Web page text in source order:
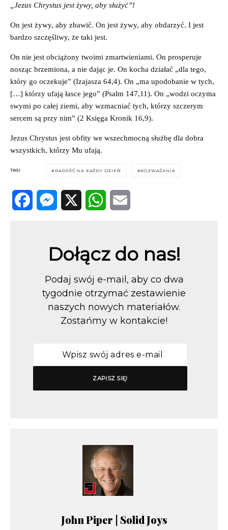
„Jezus Chrystus jest żywy, aby służyć”!
On jest żywy, aby zbawić. On jest żywy, aby obdarzyć. I jest
bardzo szczęśliwy, że taki jest.
On nie jest obciążony twoimi zmartwieniami. On prosperuje
nosząc brzemiona, a nie dając je. On kocha działać „dla tego,
który go oczekuje” (Izajasza 64,4). On „ma upodobanie w tych,
[…] którzy ufają łasce jego” (Psalm 147,11). On „wodzi oczyma
swymi po całej ziemi, aby wzmacniać tych, którzy szczerym
sercem są przy nim” (2 Księga Kronik 16,9).
Jezus Chrystus jest obfity we wszechmocną służbę dla dobra
wszystkich, którzy Mu ufają.
TAGI RADOŚĆ NA KAŻDY DZIEŃ ROZWAŻANIA
Dołącz do nas!
Podaj swój e-mail, aby co dwa
tygodnie otrzymać zestawienie
naszych nowych materiałów.
Zostańmy w kontakcie!
John Piper | Solid Joys